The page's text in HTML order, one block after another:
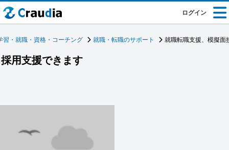
ログイン
習・就職・資格・コーチング 就職・転職のサポート 就職転職支援、模擬面
用支援できます